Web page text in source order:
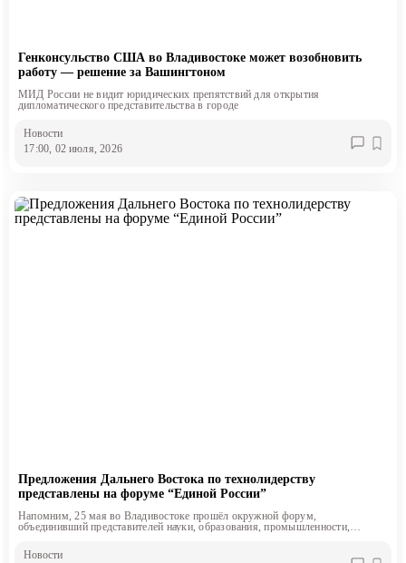
Генконсульство США во Владивостоке может возобновить
работу — решение за Вашингтоном
МИД России не видит юридических препятствий для открытия
дипломатического представительства в городе
Новости
17:00, 02 июля, 2026
Предложения Дальнего Востока по технолидерству
представлены на форуме “Единой России”
Напомним, 25 мая во Владивостоке прошёл окружной форум,
объединивший представителей науки, образования, промышленности,
Новости